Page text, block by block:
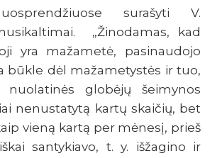
surašyti V.
„Žinodamas, kad
yra mažametė, pasinaudojo
būkle dėl mažametystės ir tuo,
globėjų šeimynos
nenustatytą kartų skaičių, bet
vieną kartą per mėnesį, prieš
santykiavo, t. y. išžagino ir